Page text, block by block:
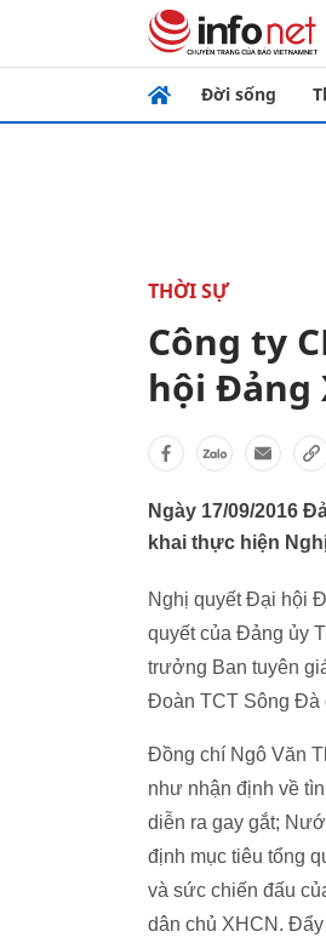
Đời sống
THỜI SỰ
Công ty
hội Đảng
Ngày 17/09/2016
khai thực hiện
Nghị quyết Đại hội
quyết của Đảng ủy
trưởng Ban tuyên
Đoàn TCT Sông Đà
Đồng chí Ngô Văn
như nhận định về
diễn ra gay gắt;
định mục tiêu tổng
và sức chiến đấu
dân chủ XHCN.